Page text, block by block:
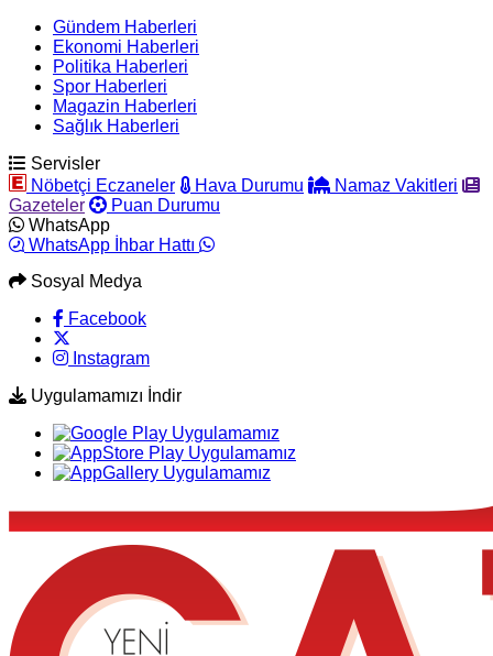
Gündem Haberleri
Ekonomi Haberleri
Politika Haberleri
Spor Haberleri
Magazin Haberleri
Sağlık Haberleri
Servisler
Nöbetçi Eczaneler
Hava Durumu
Namaz Vakitleri
Gazeteler
Puan Durumu
WhatsApp
WhatsApp İhbar Hattı
Sosyal Medya
Facebook
Instagram
Uygulamamızı İndir